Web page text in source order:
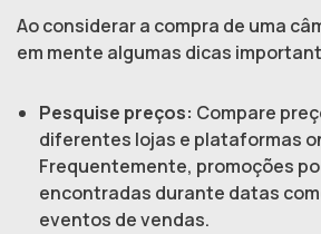
Ao considerar a compra de uma
em mente algumas dicas
Pesquise preços: Compare
diferentes lojas e plataformas
Frequentemente, promoções
encontradas durante datas
eventos de vendas.